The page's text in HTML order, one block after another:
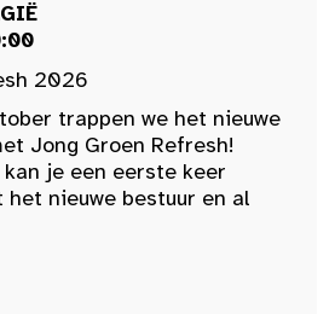
2026
trappen we het nieuwe
Jong Groen Refresh!
je een eerste keer
het nieuwe bestuur en al